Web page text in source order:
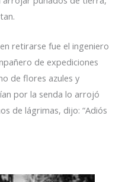
retirarse fue el ingeniero
de expediciones
de flores azules y
por la senda lo arrojó
de lágrimas, dijo: “Adiós